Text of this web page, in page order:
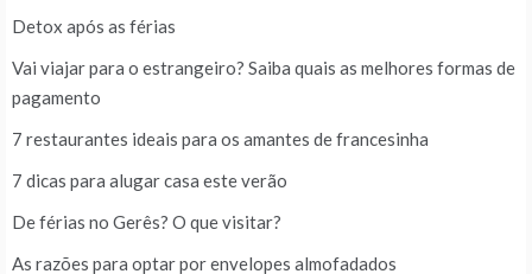
Detox após as férias
Vai viajar para o estrangeiro? Saiba quais as melhores formas de
pagamento
7 restaurantes ideais para os amantes de francesinha
7 dicas para alugar casa este verão
De férias no Gerês? O que visitar?
As razões para optar por envelopes almofadados